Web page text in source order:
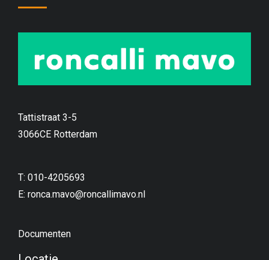
Tattistraat 3-5
3066CE Rotterdam
T: 010-4205693
E: ronca.mavo@roncallimavo.nl
Documenten